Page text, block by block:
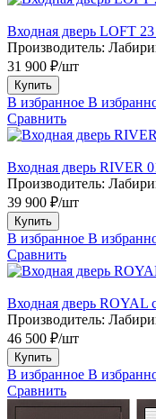
Входная дверь LOFT
Производитель:
31 900 ₽/шт
Купить
В избранное В
Сравнить
Входная дверь RIVER
Производитель:
39 900 ₽/шт
Купить
В избранное В
Сравнить
Входная дверь ROYAL
Производитель:
46 500 ₽/шт
Купить
В избранное В
Сравнить